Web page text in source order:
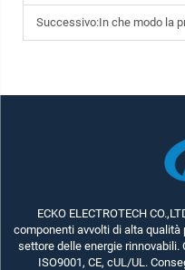
Successivo:In che modo la progettazione
ECKO ELECTROTECH
componenti avvolti di alta
settore delle energie
ISO9001, CE, cUL/UL.